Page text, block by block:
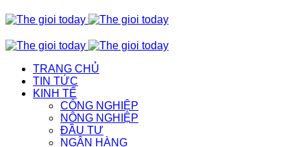
TRANG CHỦ
TIN TỨC
KINH TẾ
CÔNG NGHIỆP
NÔNG NGHIỆP
ĐẦU TƯ
NGÂN HÀNG